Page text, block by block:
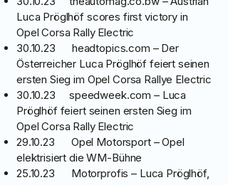
Luca Pröglhöf scores first victory in
Opel Corsa Rally Electric
30.10.23 headtopics.com – Der
Österreicher Luca Pröglhöf feiert seinen
ersten Sieg im Opel Corsa Rallye Electric
30.10.23 speedweek.com – Luca
Pröglhöf feiert seinen ersten Sieg im
Opel Corsa Rally Electric
29.10.23 Opel Motorsport – Opel
elektrisiert die WM-Bühne
25.10.23 Motorprofis – Luca Pröglhöf,